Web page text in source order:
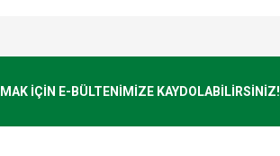
İÇİN E-BÜLTENİMİZE KAYDOLABİLİRSİNİZ!